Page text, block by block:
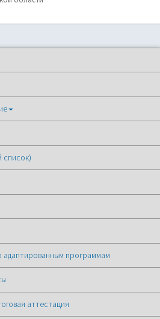
адаптированным программам
аттестация